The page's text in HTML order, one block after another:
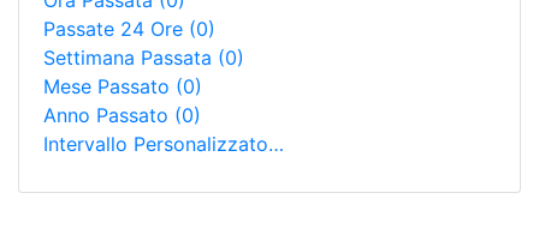
Passate 24 Ore (0)
Settimana Passata (0)
Mese Passato (0)
Anno Passato (0)
Intervallo Personalizzato…